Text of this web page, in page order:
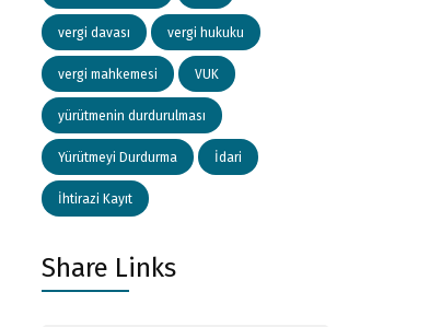
vergi davası vergi hukuku
vergi mahkemesi VUK
yürütmenin durdurulması
Yürütmeyi Durdurma İdari
İhtirazi Kayıt
Share Links